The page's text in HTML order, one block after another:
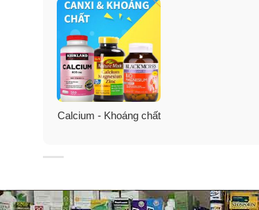
Calcium - Khoáng chất